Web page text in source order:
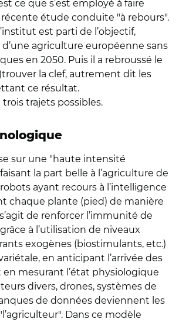
ce que s’est employé à faire
récente étude conduite "à rebours".
est parti de l’objectif,
agriculture européenne sans
en 2050. Puis il a rebroussé le
la clef, autrement dit les
ce résultat.
trois trajets possibles.
sur une "haute intensité
la part belle à l’agriculture de
ayant recours à l’intelligence
chaque plante (pied) de manière
de renforcer l’immunité de
à l’utilisation de niveaux
exogènes (biostimulants, etc.)
en anticipant l’arrivée des
en mesurant l’état physiologique
divers, drones, systèmes de
de données deviennent les
Dans ce modèle